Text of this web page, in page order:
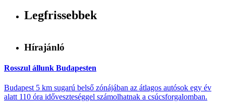
Legfrissebbek
Hírajánló
Rosszul állunk Budapesten
Budapest 5 km sugarú belső zónájában az átlagos autósok egy év
alatt 110 óra időveszteséggel számolhatnak a csúcsforgalomban.